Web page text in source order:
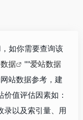
如你需要查询该
据 ""爱站数据
站数据参考，建
值评估因素如：
录以及索引量、用